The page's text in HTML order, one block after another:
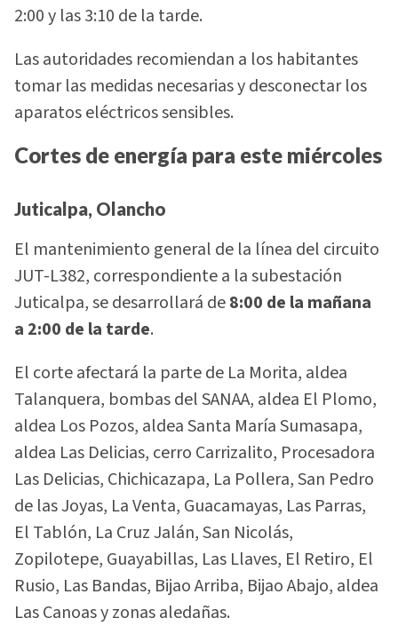
2:00 y las 3:10 de la tarde.
Las autoridades recomiendan a los habitantes
tomar las medidas necesarias y desconectar los
aparatos eléctricos sensibles.
Cortes de energía para este miércoles
Juticalpa, Olancho
El mantenimiento general de la línea del circuito
JUT-L382, correspondiente a la subestación
Juticalpa, se desarrollará de8:00 de la mañana
a 2:00 de la tarde.
El corte afectará la parte de La Morita, aldea
Talanquera, bombas del SANAA, aldea El Plomo,
aldea Los Pozos, aldea Santa María Sumasapa,
aldea Las Delicias, cerro Carrizalito, Procesadora
Las Delicias, Chichicazapa, La Pollera, San Pedro
de las Joyas, La Venta, Guacamayas, Las Parras,
El Tablón, La Cruz Jalán, San Nicolás,
Zopilotepe, Guayabillas, Las Llaves, El Retiro, El
Rusio, Las Bandas, Bijao Arriba, Bijao Abajo, aldea
Las Canoas y zonas aledañas.